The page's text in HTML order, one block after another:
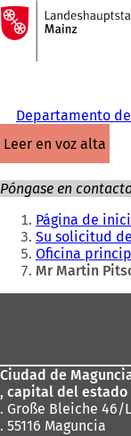
Saltar al contenido
A
la
página
Departamento
leer en voz alta
Póngase en
Estás
aquí:
Página de
Su solicitud
Oficina
Mr Martin
pies
Ciudad de
, capital del estado
. Große Bleiche 46/
. 55116 Maguncia